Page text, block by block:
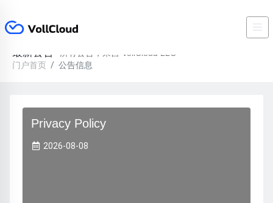
最新公告 所有公告，来自 VollCloud LLC
门户首页 公告信息
Privacy Policy
2026-08-08